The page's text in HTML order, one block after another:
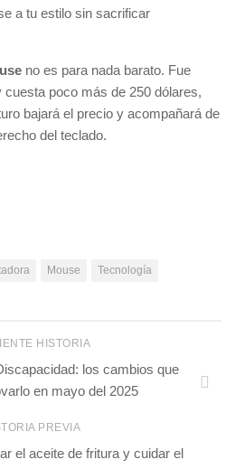
a tu estilo sin sacrificar
no es para nada barato. Fue
poco más de 250 dólares,
bajará el precio y acompañará de
del teclado.
Mouse Tecnología
HISTORIA
los cambios que
en mayo del 2025
PREVIA
el aceite de fritura y cuidar el